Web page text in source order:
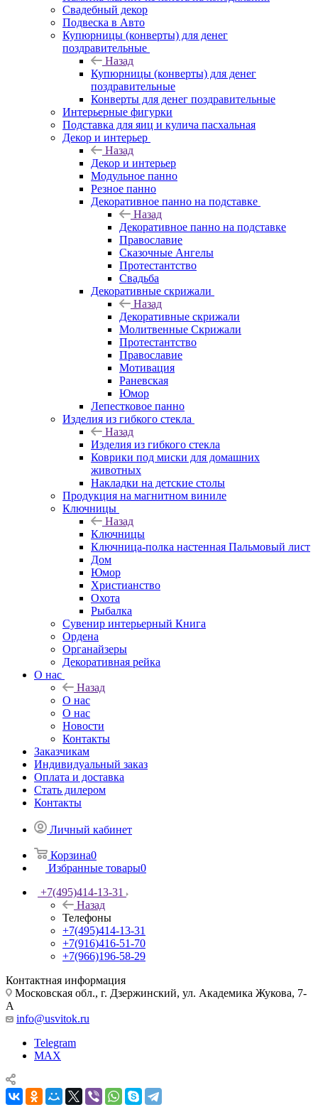
Свадебный декор
Подвеска в Авто
Купюрницы (конверты) для денег
поздравительные
Назад
Купюрницы (конверты) для денег
поздравительные
Конверты для денег поздравительные
Интерьерные фигурки
Подставка для яиц и кулича пасхальная
Декор и интерьер
Назад
Декор и интерьер
Модульное панно
Резное панно
Декоративное панно на подставке
Назад
Декоративное панно на подставке
Православие
Сказочные Ангелы
Протестантство
Свадьба
Декоративные скрижали
Назад
Декоративные скрижали
Молитвенные Скрижали
Протестантство
Православие
Мотивация
Раневская
Юмор
Лепестковое панно
Изделия из гибкого стекла
Назад
Изделия из гибкого стекла
Коврики под миски для домашних
животных
Накладки на детские столы
Продукция на магнитном виниле
Ключницы
Назад
Ключницы
Ключница-полка настенная Пальмовый лист
Дом
Юмор
Христианство
Охота
Рыбалка
Сувенир интерьерный Книга
Ордена
Органайзеры
Декоративная рейка
О нас
Назад
О нас
О нас
Новости
Контакты
Заказчикам
Индивидуальный заказ
Оплата и доставка
Стать дилером
Контакты
Личный кабинет
Корзина0
Избранные товары0
+7(495)414-13-31
Назад
Телефоны
+7(495)414-13-31
+7(916)416-51-70
+7(966)196-58-29
Контактная информация
Московская обл., г. Дзержинский, ул. Академика Жукова, 7-
А
info@usvitok.ru
Telegram
MAX